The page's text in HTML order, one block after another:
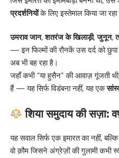
प्रदर्शनियोंके लिए इस्तेमाल किया जा रहा
उमराव जान,शतरंज के खिलाड़ी,जुनून,
— इन फिल्मों की रौनकें उस दर्द को
अब भी बह रहा है।
जहाँ कभी “या हुसैन” की आवाज़ गूंजती
हैं — यह सिर्फ विडंबना नहीं, यह एक
शिया समुदाय की सज़ा:
यह सवाल सिर्फ एक इमारत का नहीं,
वो क़ौम जिसने अंग्रेज़ों की गुलामी कभी